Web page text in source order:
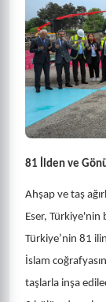
81 İlden ve
Ahşap ve taş
Eser, Türkiye'nin
Türkiye’nin 81
İslam
taşlarla inşa